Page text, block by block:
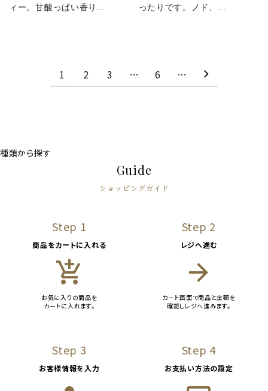
ィー。甘酸っぱい香り...
ったりです。ノド、...
1 2 3 … 6 …
種類から探す
Guide
ショッピングガイド
Step 1
商品をカートに入れる
add_shopping_cart
お気に入りの商品を
カートに入れます。
Step 2
レジへ進む
arrow_forward
カート画面で商品と金額を
確認しレジへ進みます。
Step 3
お客様情報を入力
Step 4
お支払い方法の設定